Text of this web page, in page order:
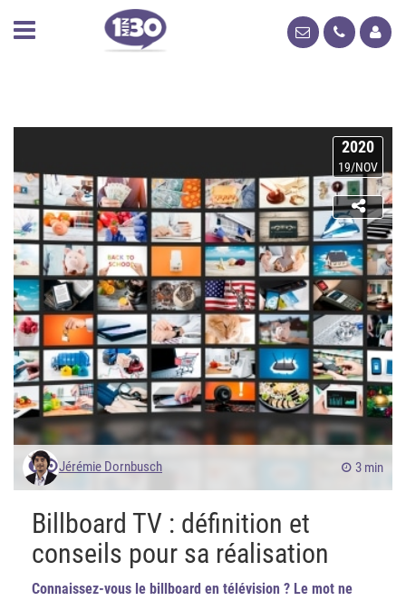
2020
19/NOV
Jérémie Dornbusch 3 min
Billboard TV : définition et
conseils pour sa réalisation
Connaissez-vous le billboard en télévision ? Le mot ne